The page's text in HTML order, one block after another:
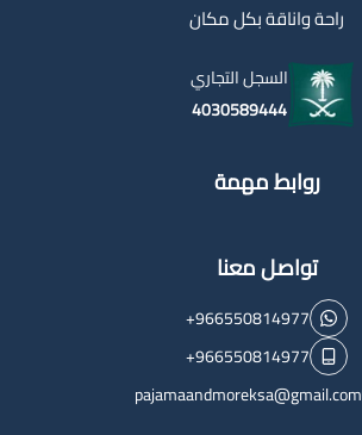
راحة واناقة بكل مكان
السجل التجاري
4030589444
روابط مهمة
تواصل معنا
+966550814977
+966550814977
pajamaandmoreksa@gmail.com